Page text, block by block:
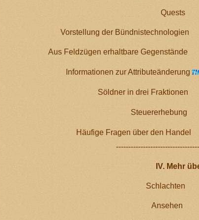
Quests
Vorstellung der Bündnistechnologien
Aus Feldzügen erhaltbare Gegenstände
Informationen zur Attributeänderung
Söldner in drei Fraktionen
Steuererhebung
Häufige Fragen über den Handel
IV. Mehr über
Schlachten
Ansehen